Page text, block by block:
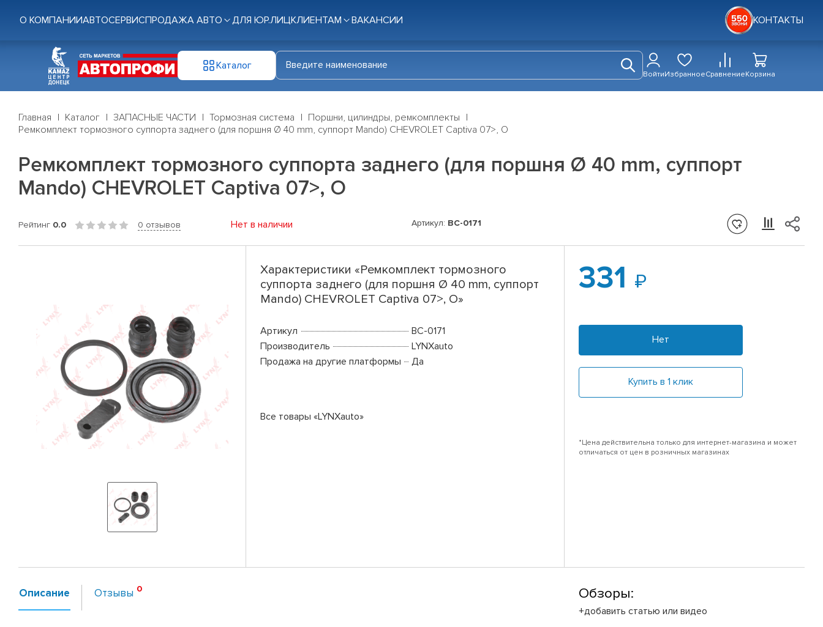
О КОМПАНИИАВТОСЕРВИСПРОДАЖА АВТО ДЛЯ ЮР.ЛИЦКЛИЕНТАМ ВАКАНСИИ КОНТАКТЫ
Каталог
ВойтиИзбранноеСравнениеКорзина
Главная Каталог ЗАПАСНЫЕ ЧАСТИ Тормозная система
Поршни, цилиндры, ремкомплекты
Ремкомплект тормозного суппорта заднего (для поршня Ø 40 mm, суппорт Mando) CHEVROLET Captiva 07>, O
Ремкомплект тормозного суппорта заднего (для поршня Ø 40 mm, суппорт
Mando) CHEVROLET Captiva 07>, O
Рейтинг 0.0 0 отзывов Нет в наличии Артикул: BC-0171
Характеристики «Ремкомплект тормозного
суппорта заднего (для поршня Ø 40 mm, суппорт
Mando) CHEVROLET Captiva 07>, O»
Артикул
BC-0171
Производитель
LYNXauto
Продажа на другие платформы
Да
Все товары «LYNXauto»
331
Нет
Купить в 1 клик
*Цена действительна только для интернет-магазина и может
отличаться от цен в розничных магазинах
Описание Отзывы Обзоры:
+добавить статью или видео